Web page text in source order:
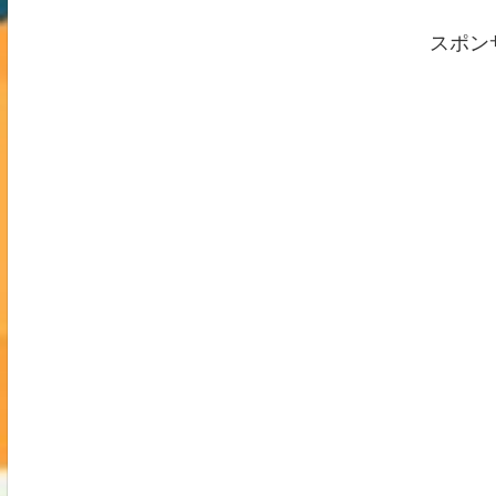
かし、災害後の
は意味が違いま
スポン